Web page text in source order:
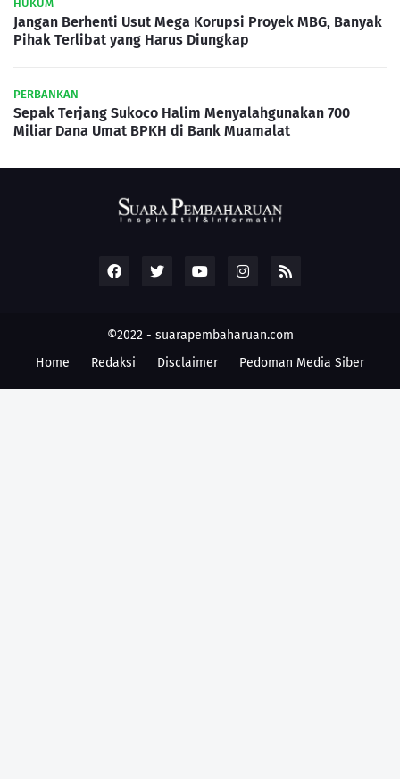
HUKUM
Jangan Berhenti Usut Mega Korupsi Proyek MBG, Banyak
Pihak Terlibat yang Harus Diungkap
PERBANKAN
Sepak Terjang Sukoco Halim Menyalahgunakan 700
Miliar Dana Umat BPKH di Bank Muamalat
©2022 - suarapembaharuan.com
Home
Redaksi Disclaimer Pedoman Media Siber